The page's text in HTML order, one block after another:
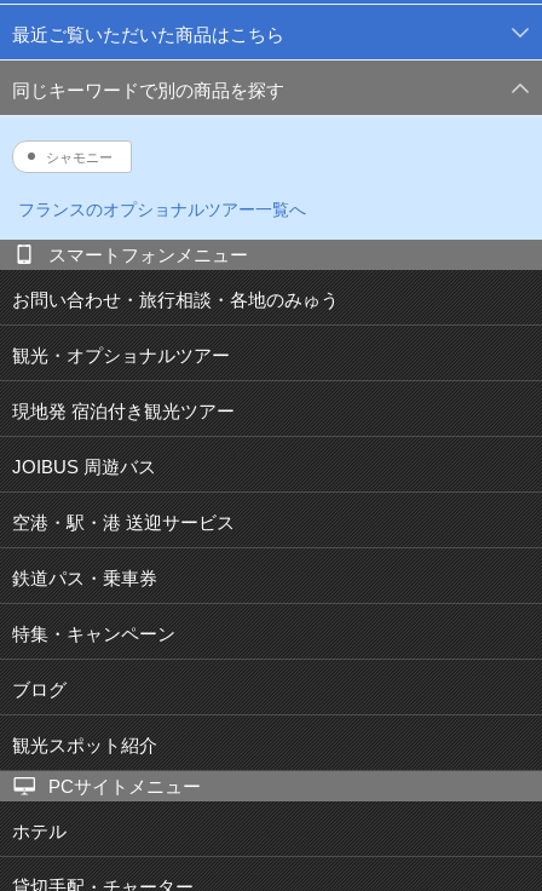
最近ご覧いただいた商品はこちら
同じキーワードで別の商品を探す
シャモニー
フランスのオプショナルツアー一覧へ
スマートフォンメニュー
お問い合わせ・旅行相談・各地のみゅう
観光・オプショナルツアー
現地発 宿泊付き観光ツアー
JOIBUS 周遊バス
空港・駅・港 送迎サービス
鉄道パス・乗車券
特集・キャンペーン
ブログ
観光スポット紹介
PCサイトメニュー
ホテル
貸切手配・チャーター